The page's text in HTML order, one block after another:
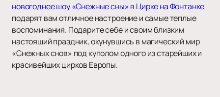
новогоднее шоу «Снежные сны» в Цирке на Фонтанке
подарят вам отличное настроение и самые теплые
воспоминания. Подарите себе и своим близким
настоящий праздник, окунувшись в магический мир
«Снежных снов» под куполом одного из старейших и
красивейших цирков Европы.